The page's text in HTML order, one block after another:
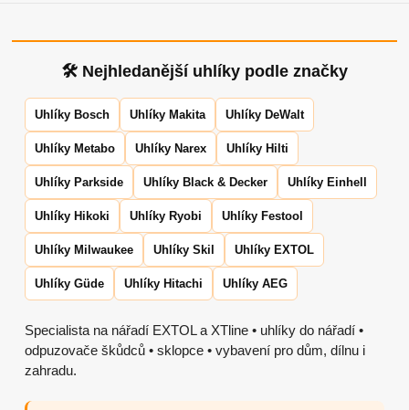
🛠 Nejhledanější uhlíky podle značky
Uhlíky Bosch Uhlíky Makita Uhlíky DeWalt
Uhlíky Metabo Uhlíky Narex Uhlíky Hilti
Uhlíky Parkside Uhlíky Black & Decker Uhlíky Einhell
Uhlíky Hikoki Uhlíky Ryobi Uhlíky Festool
Uhlíky Milwaukee Uhlíky Skil Uhlíky EXTOL
Uhlíky Güde Uhlíky Hitachi Uhlíky AEG
Specialista na nářadí EXTOL a XTline • uhlíky do nářadí •
odpuzovače škůdců • sklopce • vybavení pro dům, dílnu i
zahradu.